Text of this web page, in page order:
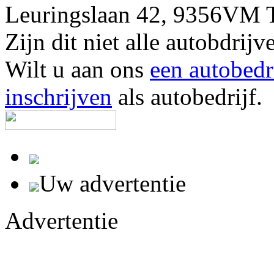
Leuringslaan 42, 9356VM
Zijn dit niet alle
Wilt u aan ons een
inschrijven als autobedrijf.
Uw advertentie
Advertentie